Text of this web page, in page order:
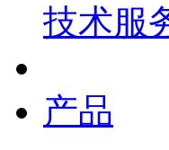
技术服
产品